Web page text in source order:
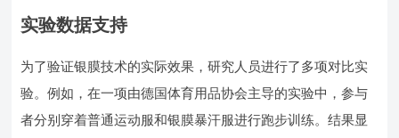
实验数据支持
为了验证银膜技术的实际效果，研究人员进行了多项对比实
验。例如，在一项由德国体育用品协会主导的实验中，参与
者分别穿着普通运动服和银膜暴汗服进行跑步训练。结果显